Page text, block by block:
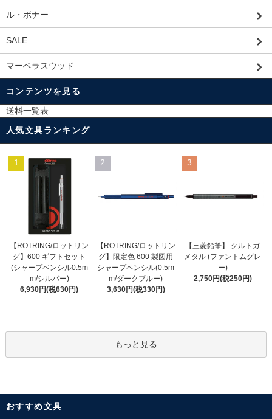
ル・ボナー
SALE
マーベラスウッド
コンテンツを見る
送料一覧表
人気文具ランキング
1
【ROTRING/ロットリン
グ】600 ギフトセット
(シャープペンシル0.5m
m/シルバー)
6,930円(税630円)
2
【ROTRING/ロットリン
グ】限定色 600 製図用
シャープペンシル(0.5m
m/ダークブルー)
3,630円(税330円)
3
【三菱鉛筆】 クルトガ
メタル (ファントムグレ
ー)
2,750円(税250円)
もっと見る
おすすめ文具